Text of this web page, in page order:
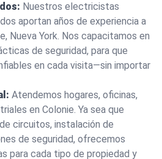
Nuestros electricistas
aportan años de experiencia a
Nueva York. Nos capacitamos en
de seguridad, para que
en cada visita—sin importar
Atendemos hogares, oficinas,
en Colonie. Ya sea que
circuitos, instalación de
de seguridad, ofrecemos
para cada tipo de propiedad y